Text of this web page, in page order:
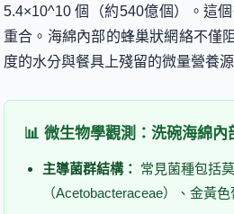
5.4×10^10 個（約540億個）。這
重合。海綿內部的蜂巢狀網絡不僅
度的水分與餐具上殘留的微量營養源
📊 微生物學觀測：洗碗海綿內
主導菌群結構： 常見菌種包括
（Acetobacteraceae）、金黃